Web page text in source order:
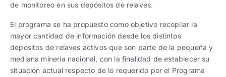
de monitoreo en sus depósitos de relaves.
El programa se ha propuesto como objetivo recopilar la
mayor cantidad de información desde los distintos
depósitos de relaves activos que son parte de la pequeña y
mediana minería nacional, con la finalidad de establecer su
situación actual respecto de lo requerido por el Programa